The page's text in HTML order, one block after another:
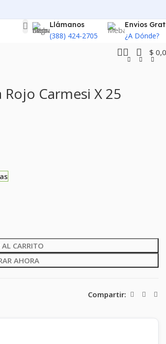
Llámanos
(388) 424-2705
Envios
¿A Dónde?
$
Carmesi X 25
CARRITO
AHORA
Compartir: